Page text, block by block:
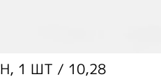
1 ШТ / 10,28